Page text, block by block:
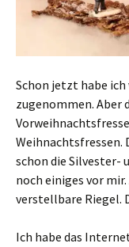
Schon jetzt habe ich
zugenommen. Aber
Weihnachtsfressen.
schon die Silvester-
noch einiges vor
verstellbare Riegel.
Ich habe das